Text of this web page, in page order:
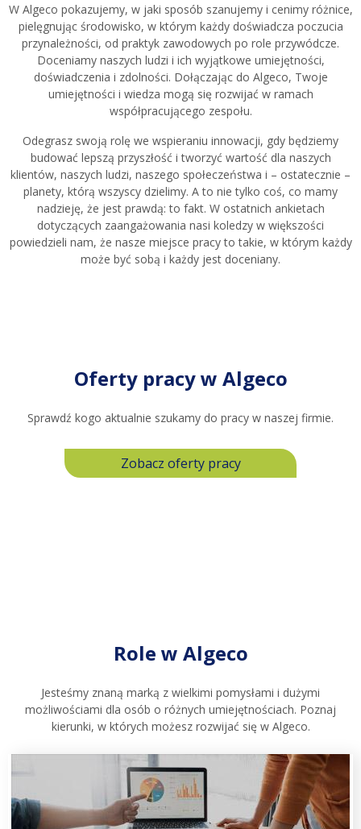
W Algeco pokazujemy, w jaki sposób szanujemy i cenimy różnice,
pielęgnując środowisko, w którym każdy doświadcza poczucia
przynależności, od praktyk zawodowych po role przywódcze.
Doceniamy naszych ludzi i ich wyjątkowe umiejętności,
doświadczenia i zdolności. Dołączając do Algeco, Twoje
umiejętności i wiedza mogą się rozwijać w ramach
współpracującego zespołu.
Odegrasz swoją rolę we wspieraniu innowacji, gdy będziemy
budować lepszą przyszłość i tworzyć wartość dla naszych
klientów, naszych ludzi, naszego społeczeństwa i – ostatecznie –
planety, którą wszyscy dzielimy. A to nie tylko coś, co mamy
nadzieję, że jest prawdą: to fakt. W ostatnich ankietach
dotyczących zaangażowania nasi koledzy w większości
powiedzieli nam, że nasze miejsce pracy to takie, w którym każdy
może być sobą i każdy jest doceniany.
Oferty pracy w Algeco
Sprawdź kogo aktualnie szukamy do pracy w naszej firmie.
Zobacz oferty pracy
Role w Algeco
Jesteśmy znaną marką z wielkimi pomysłami i dużymi
możliwościami dla osób o różnych umiejętnościach. Poznaj
kierunki, w których możesz rozwijać się w Algeco.